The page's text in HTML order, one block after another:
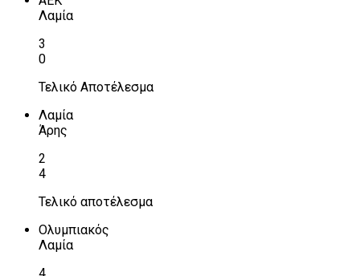
Λαμία
3
0
Τελικό Αποτέλεσμα
Λαμία
Άρης
2
4
Τελικό αποτέλεσμα
Ολυμπιακός
Λαμία